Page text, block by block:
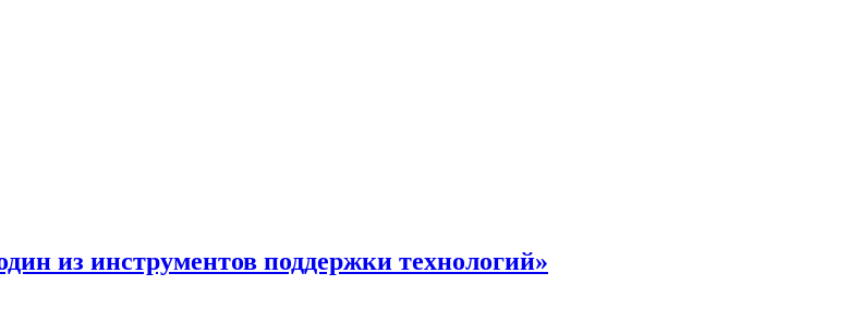
из инструментов поддержки технологий»